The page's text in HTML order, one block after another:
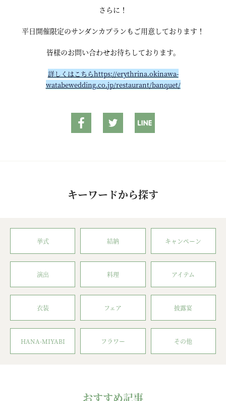
さらに！
平日開催限定のサンダンカプランもご用意しております！
皆様のお問い合わせお待ちしております。
詳しくはこちらhttps://erythrina.okinawa-
watabewedding.co.jp/restaurant/banquet/
キーワードから探す
挙式 結納 キャンペーン
演出 料理 アイテム
衣装 フェア 披露宴
HANA-MIYABI フラワー その他
おすすめ記事